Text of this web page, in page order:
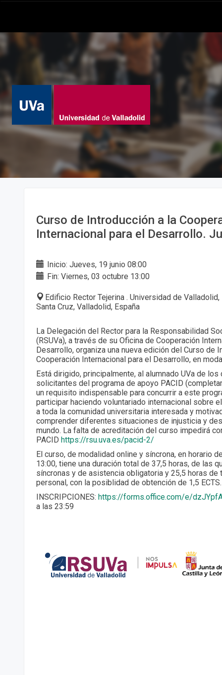
Curso de Introducción a la
Internacional para el Desarrollo.
Inicio: Jueves, 19 junio 08:00
Fin: Viernes, 03 octubre 13:00
Edificio Rector Tejerina . Universidad de
Santa Cruz, Valladolid, España
La Delegación del Rector para la Responsabilidad
(RSUVa), a través de su Oficina de Cooperación
Desarrollo, organiza una nueva edición del Curso de
Cooperación Internacional para el Desarrollo, en
Está dirigido, principalmente, al alumnado UVa de
solicitantes del programa de apoyo PACID
un requisito indispensable para concurrir a este
participar haciendo voluntariado internacional sobre
a toda la comunidad universitaria interesada y
comprender diferentes situaciones de injusticia y
mundo. La falta de acreditación del curso impedirá
PACID https://rsu.uva.es/pacid-2/
El curso, de modalidad online y síncrona, en horario
13:00, tiene una duración total de 37,5 horas, de las
síncronas y de asistencia obligatoria y 25,5 horas de
personal, con la posiblidad de obtención de 1,5 ECTS.
INSCRIPCIONES: https://forms.office.com/e/
a las 23:59